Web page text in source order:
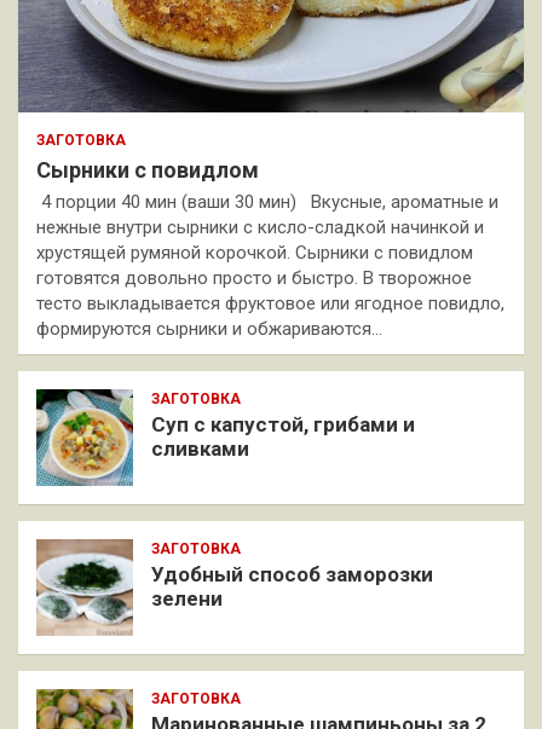
ЗАГОТОВКА
Сырники с повидлом
4 порции 40 мин (ваши 30 мин) Вкусные, ароматные и
нежные внутри сырники с кисло-сладкой начинкой и
хрустящей румяной корочкой. Сырники с повидлом
готовятся довольно просто и быстро. В творожное
тесто выкладывается фруктовое или ягодное повидло,
формируются сырники и обжариваются…
ЗАГОТОВКА
Суп с капустой, грибами и
сливками
ЗАГОТОВКА
Удобный способ заморозки
зелени
ЗАГОТОВКА
Маринованные шампиньоны за 2